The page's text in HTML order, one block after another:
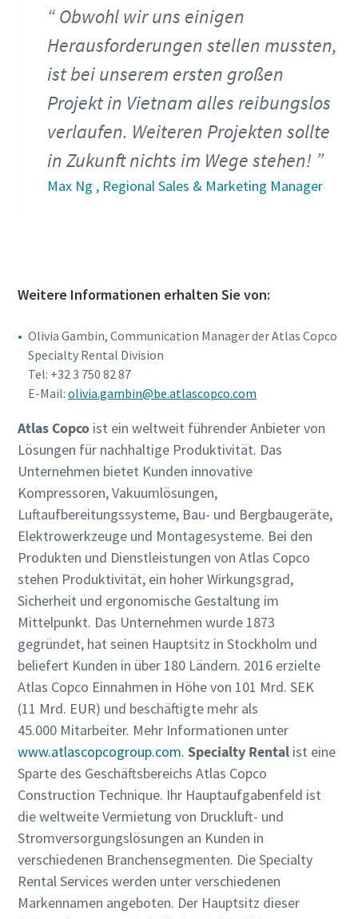
Obwohl wir uns einigen
Herausforderungen stellen mussten,
ist bei unserem ersten großen
Projekt in Vietnam alles reibungslos
verlaufen. Weiteren Projekten sollte
in Zukunft nichts im Wege stehen!
Max Ng , Regional Sales & Marketing Manager
Weitere Informationen erhalten Sie von:
Olivia Gambin, Communication Manager der Atlas Copco
Specialty Rental Division
Tel: +32 3 750 82 87
E-Mail:olivia.gambin@be.atlascopco.com
Atlas Copcoist ein weltweit führender Anbieter von
Lösungen für nachhaltige Produktivität. Das
Unternehmen bietet Kunden innovative
Kompressoren, Vakuumlösungen,
Luftaufbereitungssysteme, Bau- und Bergbaugeräte,
Elektrowerkzeuge und Montagesysteme. Bei den
Produkten und Dienstleistungen von Atlas Copco
stehen Produktivität, ein hoher Wirkungsgrad,
Sicherheit und ergonomische Gestaltung im
Mittelpunkt. Das Unternehmen wurde 1873
gegründet, hat seinen Hauptsitz in Stockholm und
beliefert Kunden in über 180 Ländern. 2016 erzielte
Atlas Copco Einnahmen in Höhe von 101 Mrd. SEK
(11 Mrd. EUR) und beschäftigte mehr als
45.000 Mitarbeiter. Mehr Informationen unter
www.atlascopcogroup.com. Specialty Rentalist eine
Sparte des Geschäftsbereichs Atlas Copco
Construction Technique. Ihr Hauptaufgabenfeld ist
die weltweite Vermietung von Druckluft- und
Stromversorgungslösungen an Kunden in
verschiedenen Branchensegmenten. Die Specialty
Rental Services werden unter verschiedenen
Markennamen angeboten. Der Hauptsitz dieser